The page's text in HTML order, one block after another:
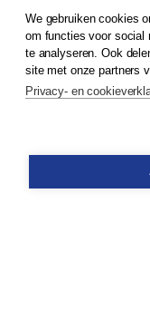
© 2026Koninklijke
Bestellen
We gebruiken cookies
om functies voor social
te analyseren. Ook
site met onze partners
Privacy- en